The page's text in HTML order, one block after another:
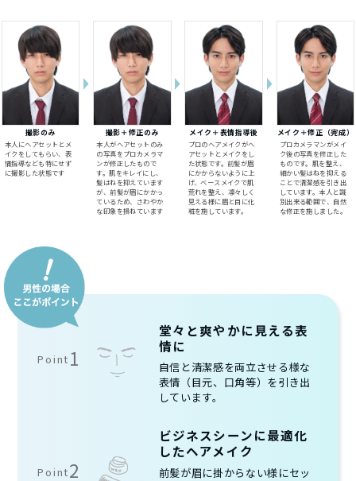
撮影のみ
本人にヘアセットとメ
イクをしてもらい、表
情指導なども特にせず
に撮影した状態です
撮影＋修正のみ
本人がヘアセットのみ
の写真をプロカメラマ
ンが修正したもので
す。肌をキレイにし、
髪はねを抑えています
が、前髪が眉にかかっ
ているため、さわやか
な印象を損ねています
メイク＋表情指導後
プロのヘアメイクがヘ
アセットとメイクをし
た状態です。前髪が眉
にかからないように上
げ、ベースメイクで肌
荒れを整え、凛々しく
見える様に眉と目に化
粧を施しています。
メイク＋修正（完成）
プロカメラマンがメイ
ク後の写真を修正した
ものです。肌を整え、
細かい髪はねを抑える
ことで清潔感を引き出
しています。本人と識
別出来る範囲で、自然
な修正を施しました。
Point 1
堂々と爽やかに見える表
情に
自信と清潔感を両立させる様な
表情（目元、口角等）を引き出
しています。
Point2
ビジネスシーンに最適化
したヘアメイク
前髪が眉に掛からない様にセッ